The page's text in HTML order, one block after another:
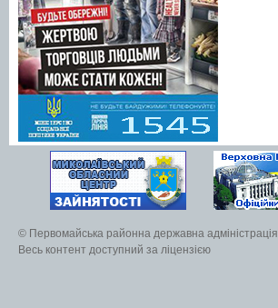
© Первомайська районна державна адміністрація
Весь контент доступний за ліцензією